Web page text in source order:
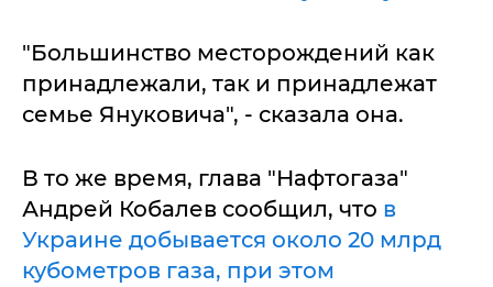
"Большинство месторождений как
принадлежали, так и принадлежат
семье Януковича", - сказала она.
В то же время, глава "Нафтогаза"
Андрей Кобалев сообщил, что в
Украине добывается около 20 млрд
кубометров газа, при этом